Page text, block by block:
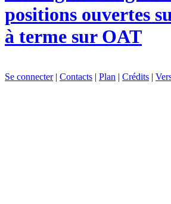
positions ouvertes
à terme sur OAT
Se connecter| Contacts | Plan | Crédits |